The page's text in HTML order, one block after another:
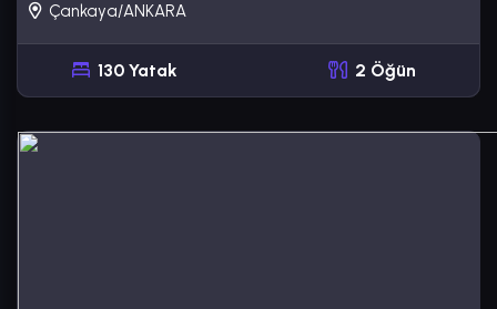
Çankaya/ANKARA
130 Yatak 2 Öğün